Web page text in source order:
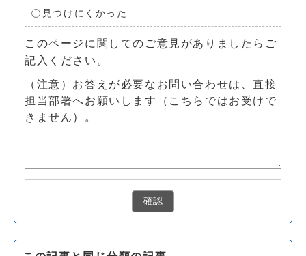
見つけにくかった
このページに関してのご意見がありましたらご
記入ください。
（注意）お答えが必要なお問い合わせは、直接
担当部署へお願いします（こちらではお受けで
きません）。
確認